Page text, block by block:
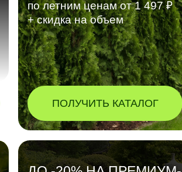
ПОЛУЧИТЬ КАТАЛОГ
по летним ценам от 1 497 ₽
+ скидка на объем